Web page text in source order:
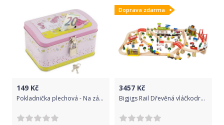
149 Kč
Pokladnička plechová - Na zámek, Princezna růžová (Goki)
Doprava zdarma
3457 Kč
Bigjigs Rail Dřevěná vláčkodráha doprava 125 dílů